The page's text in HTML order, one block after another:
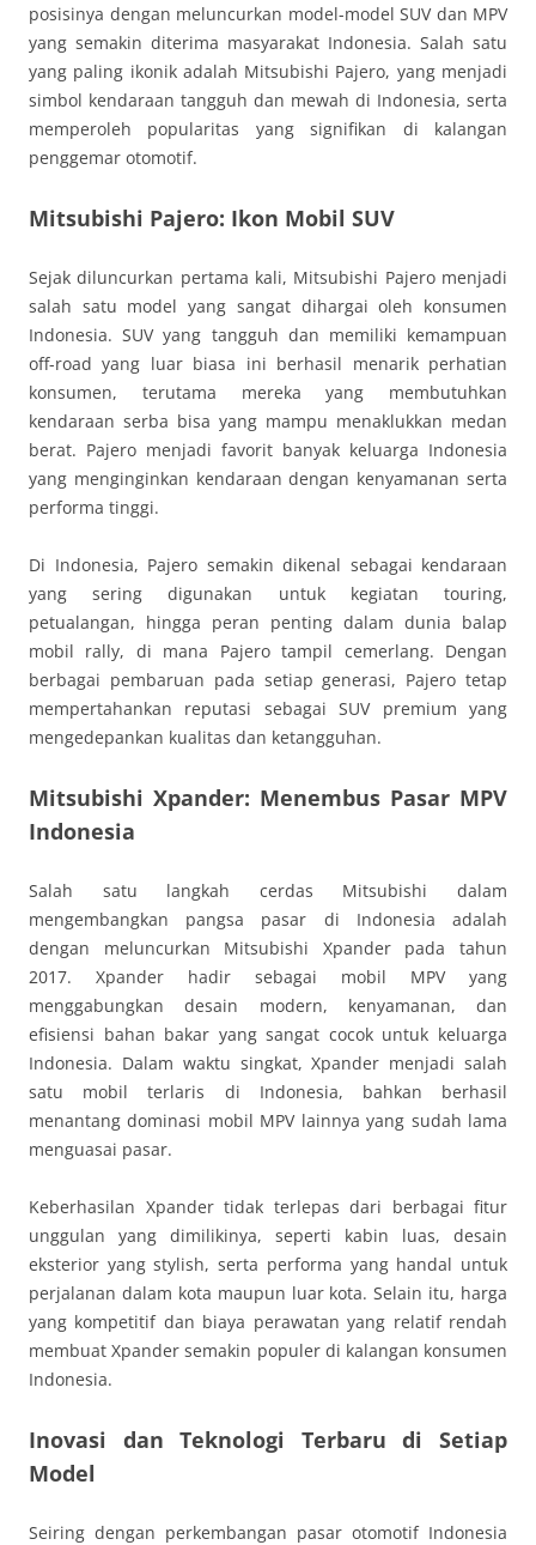
posisinya dengan meluncurkan model-model SUV dan MPV
yang semakin diterima masyarakat Indonesia. Salah satu
yang paling ikonik adalah Mitsubishi Pajero, yang menjadi
simbol kendaraan tangguh dan mewah di Indonesia, serta
memperoleh popularitas yang signifikan di kalangan
penggemar otomotif.
Mitsubishi Pajero: Ikon Mobil SUV
Sejak diluncurkan pertama kali, Mitsubishi Pajero menjadi
salah satu model yang sangat dihargai oleh konsumen
Indonesia. SUV yang tangguh dan memiliki kemampuan
off-road yang luar biasa ini berhasil menarik perhatian
konsumen, terutama mereka yang membutuhkan
kendaraan serba bisa yang mampu menaklukkan medan
berat. Pajero menjadi favorit banyak keluarga Indonesia
yang menginginkan kendaraan dengan kenyamanan serta
performa tinggi.
Di Indonesia, Pajero semakin dikenal sebagai kendaraan
yang sering digunakan untuk kegiatan touring,
petualangan, hingga peran penting dalam dunia balap
mobil rally, di mana Pajero tampil cemerlang. Dengan
berbagai pembaruan pada setiap generasi, Pajero tetap
mempertahankan reputasi sebagai SUV premium yang
mengedepankan kualitas dan ketangguhan.
Mitsubishi Xpander: Menembus Pasar MPV
Indonesia
Salah satu langkah cerdas Mitsubishi dalam
mengembangkan pangsa pasar di Indonesia adalah
dengan meluncurkan Mitsubishi Xpander pada tahun
2017. Xpander hadir sebagai mobil MPV yang
menggabungkan desain modern, kenyamanan, dan
efisiensi bahan bakar yang sangat cocok untuk keluarga
Indonesia. Dalam waktu singkat, Xpander menjadi salah
satu mobil terlaris di Indonesia, bahkan berhasil
menantang dominasi mobil MPV lainnya yang sudah lama
menguasai pasar.
Keberhasilan Xpander tidak terlepas dari berbagai fitur
unggulan yang dimilikinya, seperti kabin luas, desain
eksterior yang stylish, serta performa yang handal untuk
perjalanan dalam kota maupun luar kota. Selain itu, harga
yang kompetitif dan biaya perawatan yang relatif rendah
membuat Xpander semakin populer di kalangan konsumen
Indonesia.
Inovasi dan Teknologi Terbaru di Setiap
Model
Seiring dengan perkembangan pasar otomotif Indonesia